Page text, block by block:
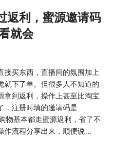
返利，蜜源邀请码
就会
接买东西，直播间的氛围加上
就下了单。但很多人不知道的
拿到返利，操作上甚至比淘宝
，注册时填的邀请码是
物基本都走蜜源返利，省了不
作流程分享出来，顺便说…